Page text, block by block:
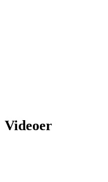
Videoer